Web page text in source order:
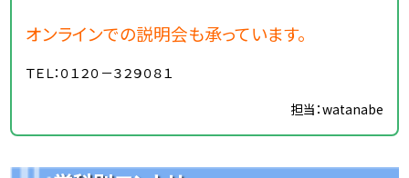
オンラインでの説明会も承っています。
ＴＥＬ：０１２０－３２９０８１
担当：watanabe